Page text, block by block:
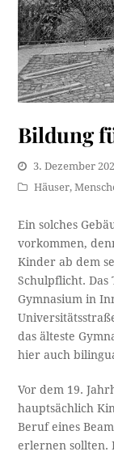
Bildung
3. Dezember
Häuser,
Ein solches
vorkommen,
Kinder ab dem
Schulpflicht. Das
Gymnasium in
das älteste
hier auch
Vor dem 19.
hauptsächlich
Beruf eines
erlernen sollten.